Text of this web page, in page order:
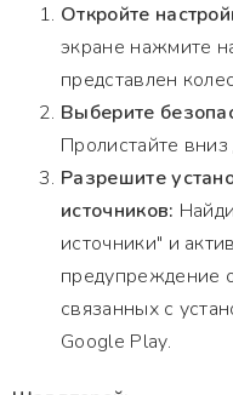
Откройте
экране нажмите
представлен
Выберите
Пролистайте
Разрешите
источников:
источники" и
предупреждение
связанных с
Google Play.